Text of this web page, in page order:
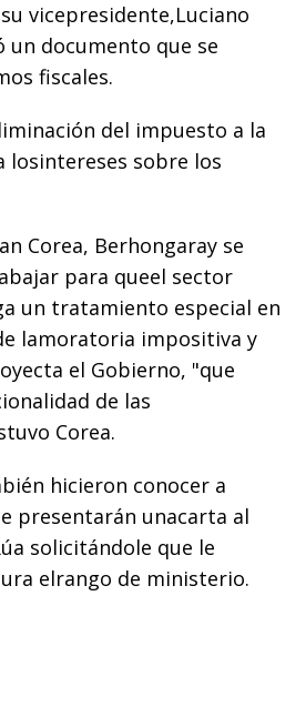
vicepresidente,Luciano
un documento que se
fiscales.
del impuesto a la
losintereses sobre los
Corea, Berhongaray se
para queel sector
un tratamiento especial en
lamoratoria impositiva y
el Gobierno, "que
de las
Corea.
hicieron conocer a
presentarán unacarta al
solicitándole que le
elrango de ministerio.